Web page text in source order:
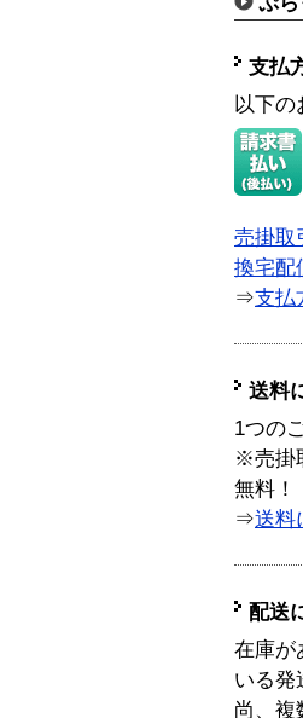
支払
以下の
売掛取
換宅配
⇒支払
送料
1つの
※売掛
無料！
⇒送料
配送
在庫が
いる発
尚、複